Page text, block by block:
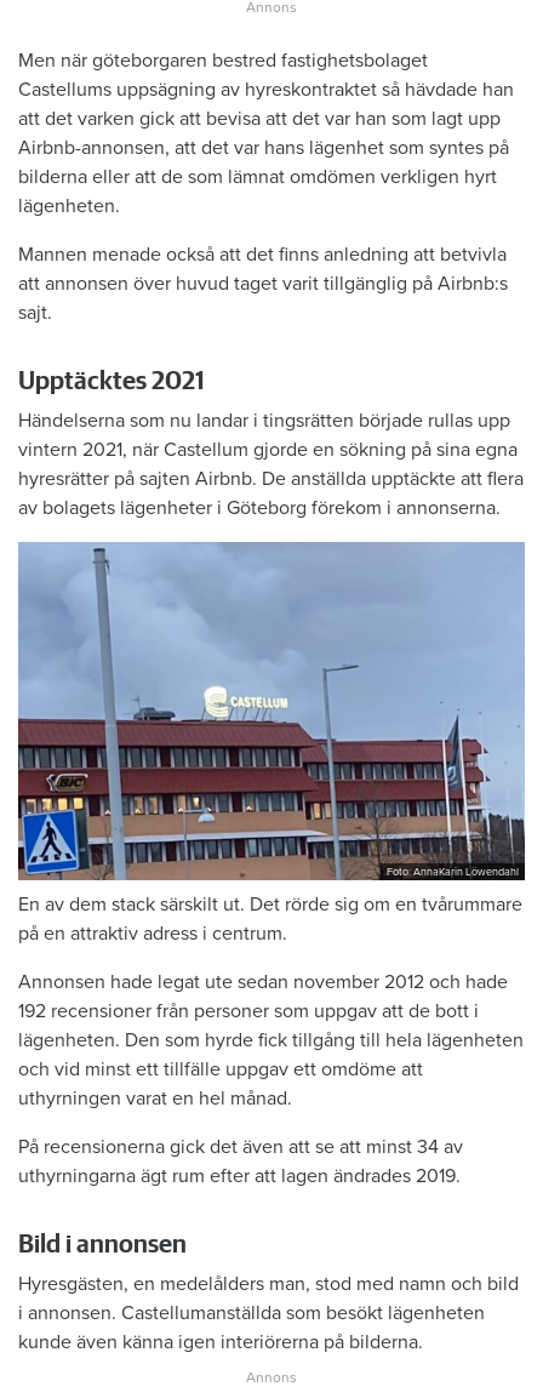
Men när göteborgaren bestred fastighetsbolaget
Castellums uppsägning av hyreskontraktet så hävdade han
att det varken gick att bevisa att det var han som lagt upp
Airbnb-annonsen, att det var hans lägenhet som syntes på
bilderna eller att de som lämnat omdömen verkligen hyrt
lägenheten.
Mannen menade också att det finns anledning att betvivla
att annonsen över huvud taget varit tillgänglig på Airbnb:s
sajt.
Upptäcktes 2021
Händelserna som nu landar i tingsrätten började rullas upp
vintern 2021, när Castellum gjorde en sökning på sina egna
hyresrätter på sajten Airbnb. De anställda upptäckte att flera
av bolagets lägenheter i Göteborg förekom i annonserna.
Foto: AnnaKarin Löwendahl
En av dem stack särskilt ut. Det rörde sig om en tvårummare
på en attraktiv adress i centrum.
Annonsen hade legat ute sedan november 2012 och hade
192 recensioner från personer som uppgav att de bott i
lägenheten. Den som hyrde fick tillgång till hela lägenheten
och vid minst ett tillfälle uppgav ett omdöme att
uthyrningen varat en hel månad.
På recensionerna gick det även att se att minst 34 av
uthyrningarna ägt rum efter att lagen ändrades 2019.
Bild i annonsen
Hyresgästen, en medelålders man, stod med namn och bild
i annonsen. Castellumanställda som besökt lägenheten
kunde även känna igen interiörerna på bilderna.